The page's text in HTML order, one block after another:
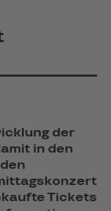
der
in den
Tickets